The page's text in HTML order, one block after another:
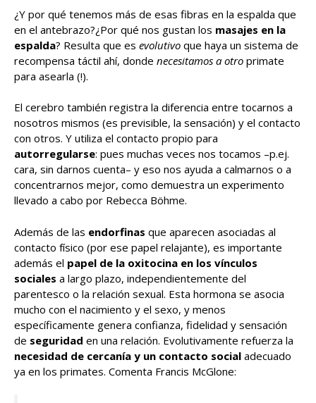
¿Y por qué tenemos más de esas fibras en la espalda que
en el antebrazo?¿Por qué nos gustan los masajes en la
espalda? Resulta que es evolutivo que haya un sistema de
recompensa táctil ahí, donde necesitamos a otro primate
para asearla (!).
El cerebro también registra la diferencia entre tocarnos a
nosotros mismos (es previsible, la sensación) y el contacto
con otros. Y utiliza el contacto propio para
autorregularse: pues muchas veces nos tocamos –p.ej.
cara, sin darnos cuenta– y eso nos ayuda a calmarnos o a
concentrarnos mejor, como demuestra un experimento
llevado a cabo por Rebecca Böhme.
Además de las endorfinas que aparecen asociadas al
contacto físico (por ese papel relajante), es importante
además el papel de la oxitocina en los vínculos
sociales a largo plazo, independientemente del
parentesco o la relación sexual. Esta hormona se asocia
mucho con el nacimiento y el sexo, y menos
específicamente genera confianza, fidelidad y sensación
de seguridad en una relación. Evolutivamente refuerza la
necesidad de cercanía y un contacto social adecuado
ya en los primates. Comenta Francis McGlone: